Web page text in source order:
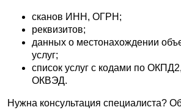
сканов ИНН, ОГРН;
реквизитов;
данных о местонахождении
услуг;
список услуг с кодами по
ОКВЭД.
Нужна консультация специалиста?